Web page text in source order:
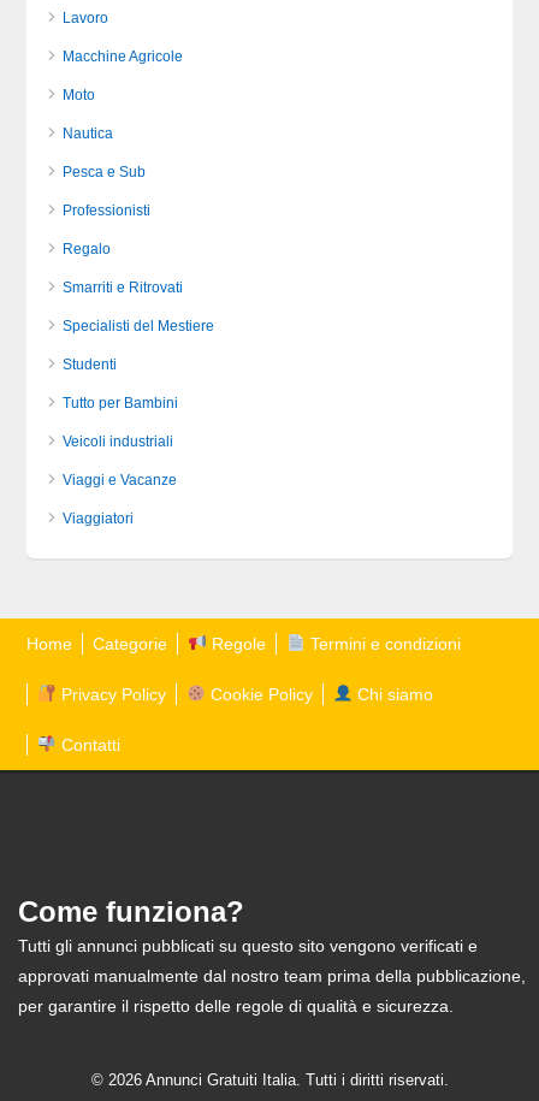
Lavoro
Macchine Agricole
Moto
Nautica
Pesca e Sub
Professionisti
Regalo
Smarriti e Ritrovati
Specialisti del Mestiere
Studenti
Tutto per Bambini
Veicoli industriali
Viaggi e Vacanze
Viaggiatori
Home Categorie Regole Termini e condizioni
Privacy Policy Cookie Policy Chi siamo
Contatti
Come funziona?
Tutti gli annunci pubblicati su questo sito vengono verificati e
approvati manualmente dal nostro team prima della pubblicazione,
per garantire il rispetto delle regole di qualità e sicurezza.
© 2026 Annunci Gratuiti Italia. Tutti i diritti riservati.